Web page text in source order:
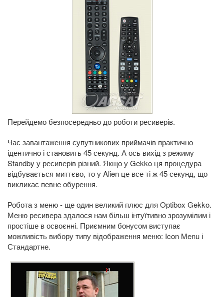
Перейдемо безпосередньо до роботи ресиверів.
Час завантаження супутникових приймачів практично
ідентично і становить 45 секунд. А ось вихід з режиму
Standby у ресиверів різний. Якщо у Gekko ця процедура
відбувається миттєво, то у Alien це все ті ж 45 секунд, що
викликає певне обурення.
Робота з меню - ще один великий плюс для Optibox Gekko.
Меню ресивера здалося нам більш інтуїтивно зрозумілим і
простіше в освоєнні. Приємним бонусом виступає
можливість вибору типу відображення меню: Icon Menu і
Стандартне.